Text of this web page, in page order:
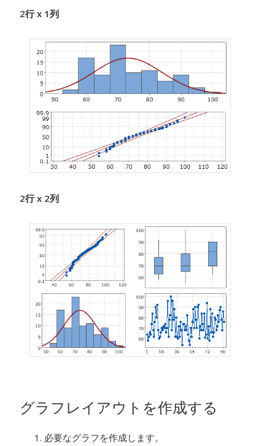
2行 x 1列
2行 x 2列
グラフレイアウトを作成する
必要なグラフを作成します。